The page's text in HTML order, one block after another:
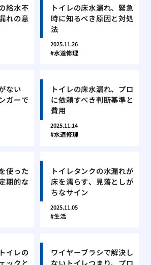
給水不
れの意
トイレの床水漏れ、緊急
時に知るべき原因と対処
法
2025.11.26
水道修理
ない
ガーで
トイレの床水漏れ、プロ
に依頼すべき判断基準と
費用
2025.11.14
水道修理
使った
期的な
トイレタンクの水漏れが
床を濡らす、見落としが
ちなサイン
2025.11.05
生活
イレの
ワイヤーブラシで解決し